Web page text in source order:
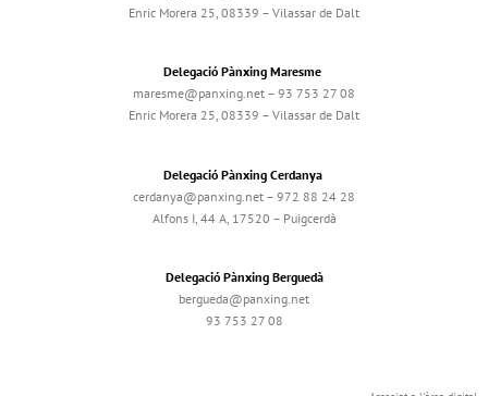
Enric Morera 25, 08339 – Vilassar de Dalt
Delegació Pànxing Maresme
maresme@panxing.net – 93 753 27 08
Enric Morera 25, 08339 – Vilassar de Dalt
Delegació Pànxing Cerdanya
cerdanya@panxing.net – 972 88 24 28
Alfons I, 44 A, 17520 – Puigcerdà
Delegació Pànxing Berguedà
bergueda@panxing.net
93 753 27 08